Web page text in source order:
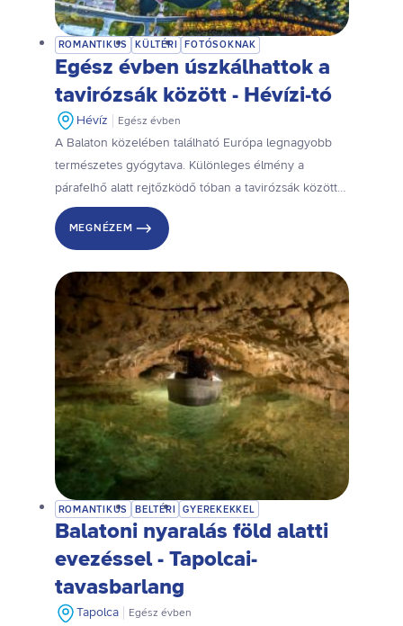
ROMANTIKUS KÜLTÉRI FOTÓSOKNAK
Egész évben úszkálhattok a
tavirózsák között - Hévízi-tó
Hévíz Egész évben
A Balaton közelében található Európa legnagyobb
természetes gyógytava. Különleges élmény a
párafelhő alatt rejtőzködő tóban a tavirózsák között
lebegni. Próbáljátok ki!
MEGNÉZEM
ROMANTIKUS BELTÉRI GYEREKEKKEL
Balatoni nyaralás föld alatti
evezéssel - Tapolcai-
tavasbarlang
Tapolca Egész évben